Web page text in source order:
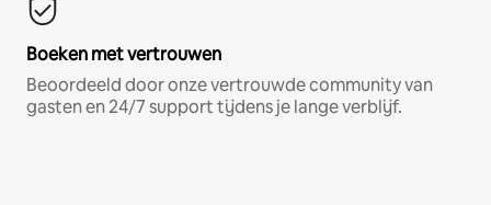
Boeken met vertrouwen
Beoordeeld door onze vertrouwde community van
gasten en 24/7 support tijdens je lange verblijf.